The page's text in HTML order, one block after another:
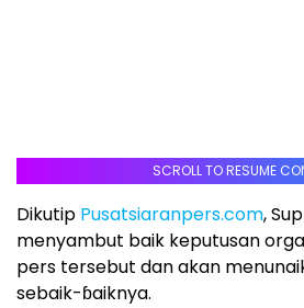
SCROLL TO RESUME
Dikutip Pusatsiaranpers.com,
menyambut baik keputusan
pers tersebut dan akan
sebaik-ɓaiknya.